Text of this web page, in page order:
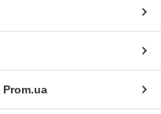
Prom.ua